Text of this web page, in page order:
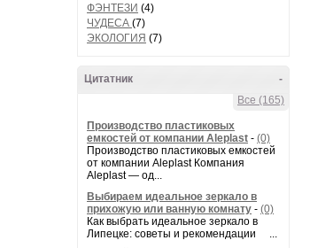
ФЭНТЕЗИ (4)
ЧУДЕСА (7)
ЭКОЛОГИЯ (7)
-
Цитатник
Все (165)
Производство пластиковых
емкостей от компании Aleplast - (0)
Производство пластиковых емкостей
от компании Aleplast Компания
Aleplast — од...
Выбираем идеальное зеркало в
прихожую или ванную комнату - (0)
Как выбрать идеальное зеркало в
Липецке: советы и рекомендации ...